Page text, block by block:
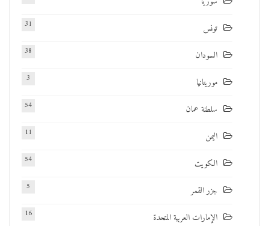
تونس 31
السودان 38
موريتانيا 3
سلطنة عمان 54
اليمن 11
الكويت 54
جزر القمر 5
الإمارات العربية المتحدة 16